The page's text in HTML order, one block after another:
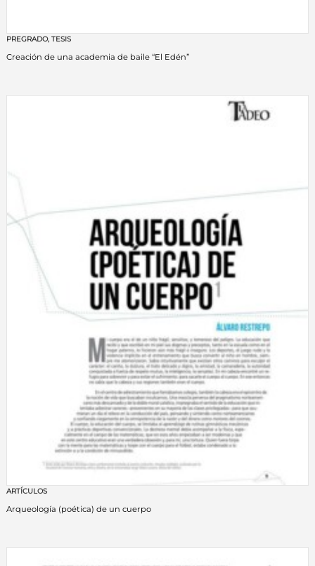
PREGRADO, TESIS
Creación de una academia de baile “El Edén”
ARTÍCULOS
Arqueología (poética) de un cuerpo